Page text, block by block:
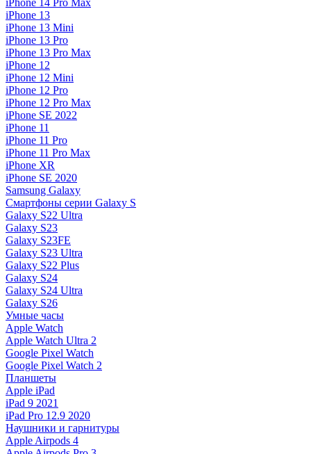
iPhone 14 Pro Max
iPhone 13
iPhone 13 Mini
iPhone 13 Pro
iPhone 13 Pro Max
iPhone 12
iPhone 12 Mini
iPhone 12 Pro
iPhone 12 Pro Max
iPhone SE 2022
iPhone 11
iPhone 11 Pro
iPhone 11 Pro Max
iPhone XR
iPhone SE 2020
Samsung Galaxy
Смартфоны серии Galaxy S
Galaxy S22 Ultra
Galaxy S23
Galaxy S23FE
Galaxy S23 Ultra
Galaxy S22 Plus
Galaxy S24
Galaxy S24 Ultra
Galaxy S26
Умные часы
Apple Watch
Apple Watch Ultra 2
Google Pixel Watch
Google Pixel Watch 2
Планшеты
Apple iPad
iPad 9 2021
iPad Pro 12.9 2020
Наушники и гарнитуры
Apple Airpods 4